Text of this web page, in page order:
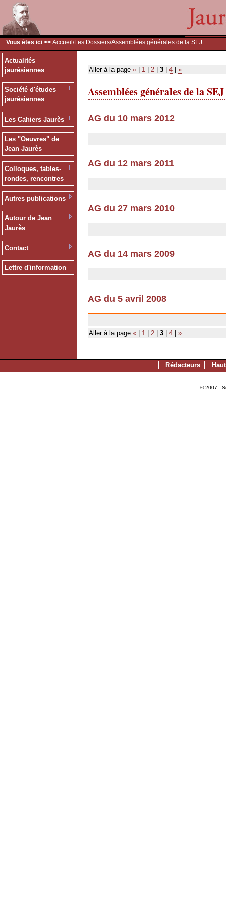
Vous êtes ici >> Accueil /Les Dossiers/Assemblées générales de la SEJ
Actualités
jaurésiennes
Société d'études
jaurésiennes
Les Cahiers Jaurès
Les "Oeuvres" de
Jean Jaurès
Colloques, tables-
rondes, rencontres
Autres publications
Autour de Jean
Jaurès
Contact
Lettre d'information
Aller à la page « 1 2 3 4 »
Assemblées générales de la SEJ
AG du 10 mars 2012
AG du 12 mars 2011
AG du 27 mars 2010
AG du 14 mars 2009
AG du 5 avril 2008
Aller à la page « 1 2 3 4 »
Rédacteurs
© 2007 -